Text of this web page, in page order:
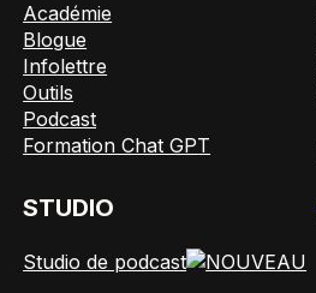
Académie
Blogue
Infolettre
Outils
Podcast
Formation Chat GPT
STUDIO
Studio de podcast